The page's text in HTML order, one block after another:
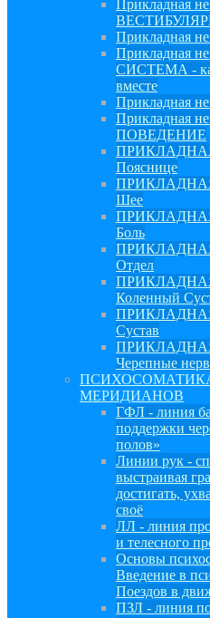
Прикладная
Прикладная
Прикладная
СИСТЕМА - как
вместе
Прикладная
Прикладная
ПОВЕДЕНИЕ
Пояснице
Шее
Боль
Отдел
Коленный
Сустав
Черепные
МЕРИДИАНОВ
ГФЛ - линия
поддержки
полов»
Линии рук -
выстраивая
достигать,
своё
ЛЛ - линия
и телесного
Основы
Введение в
Поездов в
ПЗЛ - линия